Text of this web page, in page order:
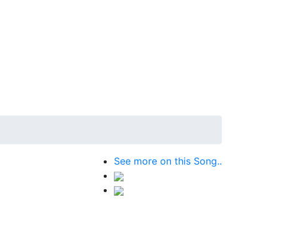
See more on this Song..